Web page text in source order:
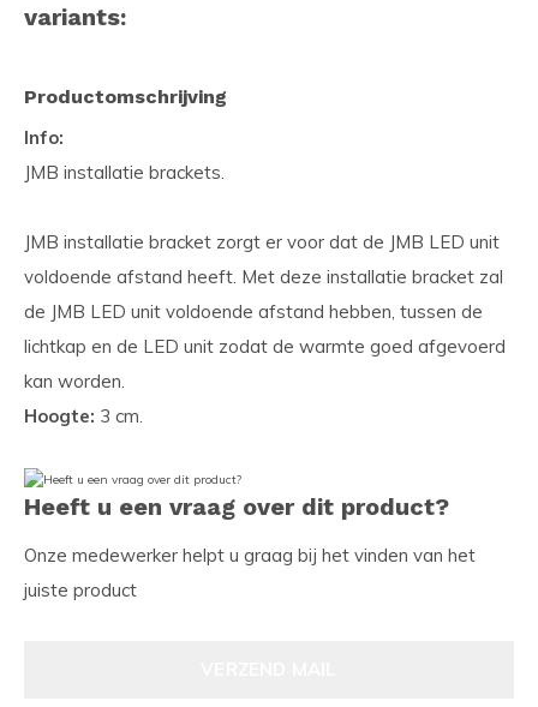
variants:
Productomschrijving
Info:
JMB installatie brackets.
JMB installatie bracket zorgt er voor dat de JMB LED unit
voldoende afstand heeft. Met deze installatie bracket zal
de JMB LED unit voldoende afstand hebben, tussen de
lichtkap en de LED unit zodat de warmte goed afgevoerd
kan worden.
Hoogte: 3 cm.
Heeft u een vraag over dit product?
Onze medewerker helpt u graag bij het vinden van het
juiste product